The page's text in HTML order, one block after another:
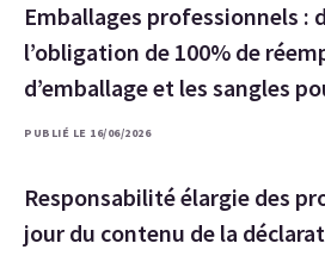
Emballages professionnels :
l’obligation de 100% de
d’emballage et les sangles
PUBLIÉ LE 16/06/2026
Responsabilité élargie des
jour du contenu de la